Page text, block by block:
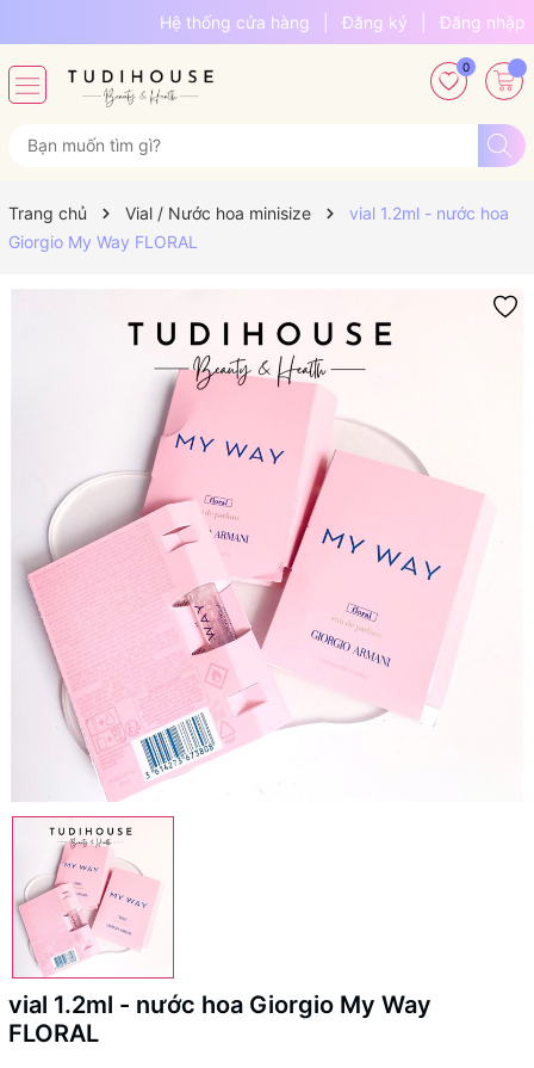
Hệ thống cửa hàng Đăng ký Đăng nhập
0
Trang chủ Vial / Nước hoa minisize
vial 1.2ml - nước hoa
Giorgio My Way FLORAL
vial 1.2ml - nước hoa Giorgio My Way
FLORAL